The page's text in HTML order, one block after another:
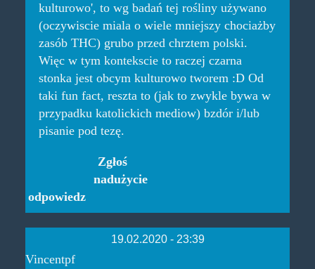
kulturowo', to wg badań tej rośliny używano
(oczywiscie miala o wiele mniejszy chociażby
zasób THC) grubo przed chrztem polski.
Więc w tym kontekscie to raczej czarna
stonka jest obcym kulturowo tworem :D Od
taki fun fact, reszta to (jak to zwykle bywa w
przypadku katolickich mediow) bzdór i/lub
pisanie pod tezę.
odpowiedz
Zgłoś
nadużycie
19.02.2020 - 23:39
Vincentpf